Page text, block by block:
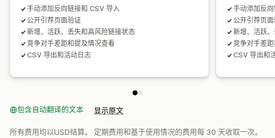
手动添加反向链接和 CSV 导入
公开引荐页面验证
新增、活跃、丢失和高风险链接状态
竞争对手差距和提及情况查看
CSV 导出和活动日志
手动添加反
公开引荐页
新增、活跃
竞争对手差
CSV 导出和
包含自动翻译的文本 显示原文
所有费用均以USD结算。 定期费用和基于使用情况的费用每 30 天收取一次。